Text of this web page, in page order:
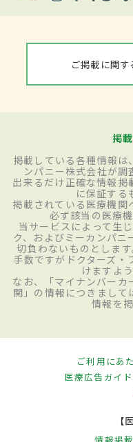
ご掲載に関
掲
掲載している各種情報は
ンパニー株式会社が調
出来るだけ正確な情報掲
に保証する
掲載されている医療機関
必ず該当の医療
当サービスによって生
ク、およびミーカンパ
切負わないものとしま
手数ですがドクターズ・
けますよ
なお、「マイナンバーカ
関」の情報につきまして
情報を
ご利用にあ
医療広告ガイ
【